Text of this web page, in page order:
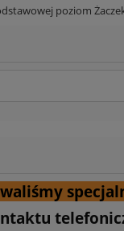
poziom